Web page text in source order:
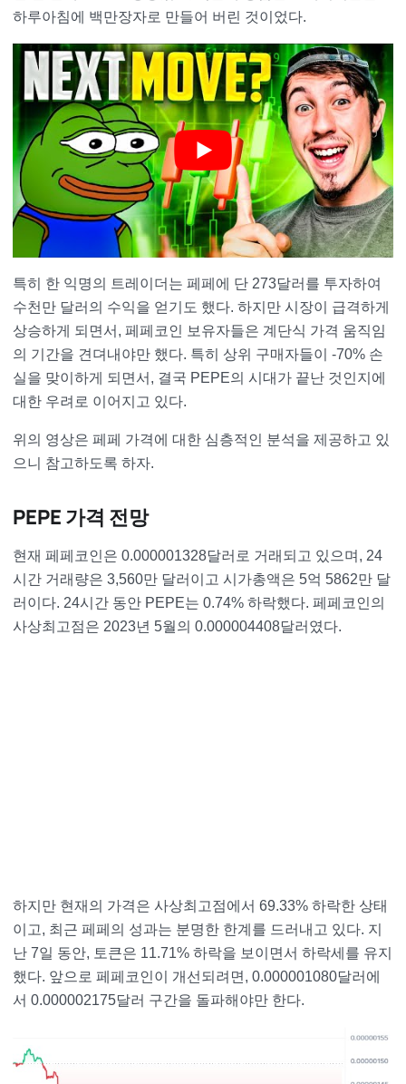
하루아침에 백만장자로 만들어 버린 것이었다.
특히 한 익명의 트레이더는 페페에 단 273달러를 투자하여
수천만 달러의 수익을 얻기도 했다. 하지만 시장이 급격하게
상승하게 되면서, 페페코인 보유자들은 계단식 가격 움직임
의 기간을 견뎌내야만 했다. 특히 상위 구매자들이 -70% 손
실을 맞이하게 되면서, 결국 PEPE의 시대가 끝난 것인지에
대한 우려로 이어지고 있다.
위의 영상은 페페 가격에 대한 심층적인 분석을 제공하고 있
으니 참고하도록 하자.
PEPE 가격 전망
현재 페페코인은 0.000001328달러로 거래되고 있으며, 24
시간 거래량은 3,560만 달러이고 시가총액은 5억 5862만 달
러이다. 24시간 동안 PEPE는 0.74% 하락했다. 페페코인의
사상최고점은 2023년 5월의 0.000004408달러였다.
하지만 현재의 가격은 사상최고점에서 69.33% 하락한 상태
이고, 최근 페페의 성과는 분명한 한계를 드러내고 있다. 지
난 7일 동안, 토큰은 11.71% 하락을 보이면서 하락세를 유지
했다. 앞으로 페페코인이 개선되려면, 0.000001080달러에
서 0.000002175달러 구간을 돌파해야만 한다.